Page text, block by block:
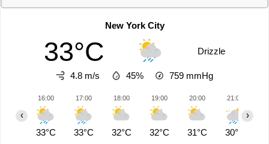
New York City
33°C Drizzle
4.8 m/s 45% 759 mmHg
16:00
33°C
17:00
33°C
18:00
32°C
19:00
32°C
20:00
31°C
21:00
30°C
‹ ›